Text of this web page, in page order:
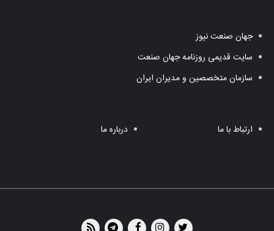
جهان صنعت نیوز
سایت قدیمی روزنامه جهان صنعت
سازمان متخصصین و مدیران ایران
ارتباط با ما درباره ما